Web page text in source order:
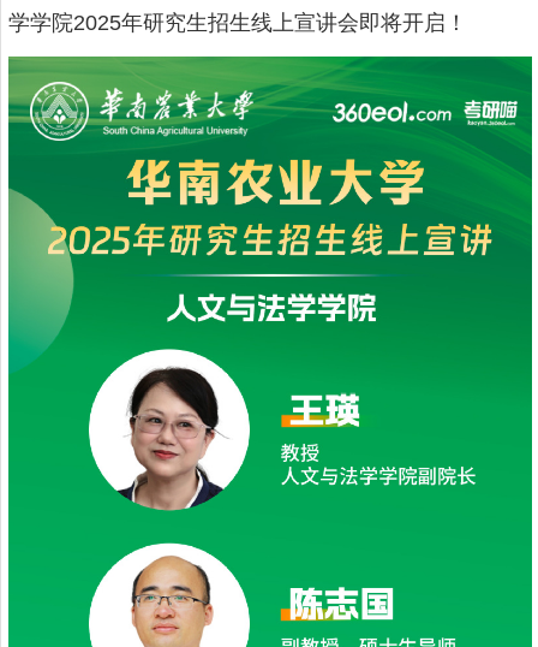
学学院2025年研究生招生线上宣讲会即将开启！